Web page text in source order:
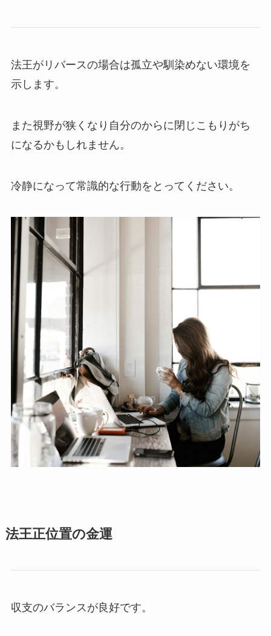
法王がリバースの場合は孤立や馴染めない環境を
示します。
また視野が狭くなり自分のからに閉じこもりがち
になるかもしれません。
冷静になって常識的な行動をとってください。
法王正位置の金運
収支のバランスが良好です。